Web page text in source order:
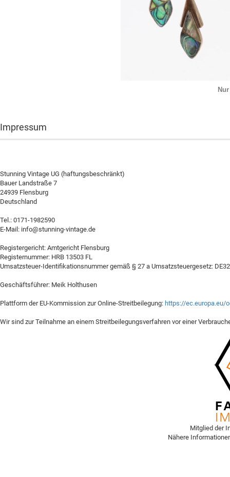
Impressum
Stunning Vintage UG (haftungsbeschränkt)
Bauer Landstraße 7
24939 Flensburg
Deutschland
Tel.: 0171-1982590
E-Mail: info@stunning-vintage.de
Registergericht: Amtgericht Flensburg
Registernummer: HRB 13503 FL
Umsatzsteuer-Identifikationsnummer gemäß § 27 a Umsatzsteuergesetz:
Geschäftsführer: Meik Holthusen
Plattform der EU-Kommission zur Online-Streitbeilegung: https://ec.europa.eu/
Wir sind zur Teilnahme an einem Streitbeilegungsverfahren vor einer
Mitglied der
Nähere